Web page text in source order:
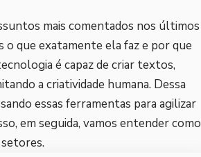
mais comentados nos últimos
o que exatamente ela faz e por que
é capaz de criar textos,
a criatividade humana. Dessa
essas ferramentas para agilizar
em seguida, vamos entender como